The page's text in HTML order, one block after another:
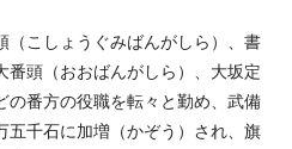
（こしょうぐみばんがしら）、書
番頭（おおばんがしら）、大坂定
の番方の役職を転々と勤め、武備
五千石に加増（かぞう）され、旗